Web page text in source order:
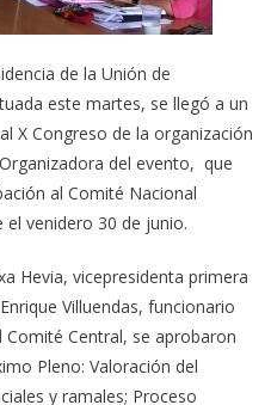
de la Unión de
este martes, se llegó a un
X Congreso de la organización
del evento, que
al Comité Nacional
el venidero 30 de junio.
Hevia, vicepresidenta primera
Villuendas, funcionario
Central, se aprobaron
Pleno: Valoración del
y ramales; Proceso